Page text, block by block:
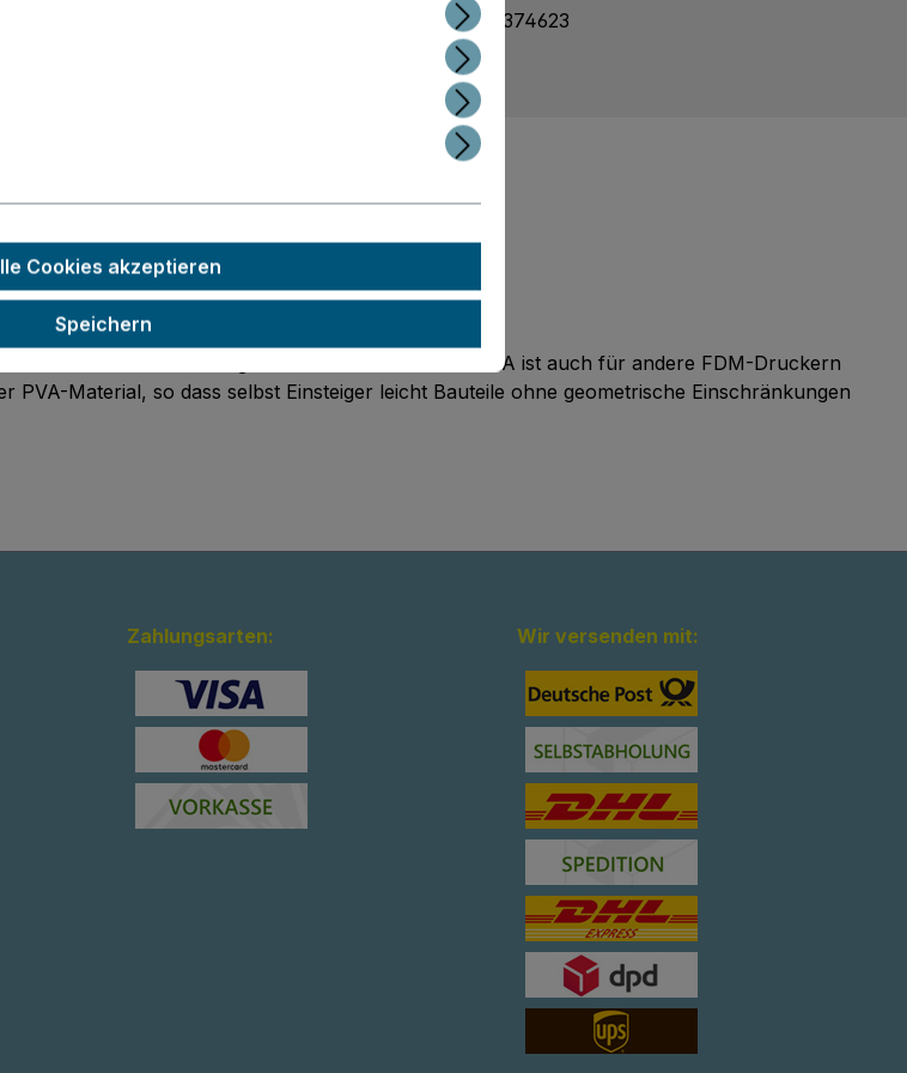
8718836374623
PDF Angebot erstellen
PDF Angebot erstellen
Rohstoffen gewonnen. Das Ultimaker PLA ist auch für andere FDM-Druckern
Material, so dass selbst Einsteiger leicht Bauteile ohne geometrische Einschränkungen
Zahlungsarten: Wir versenden mit:
Cookies akzeptieren
Speichern